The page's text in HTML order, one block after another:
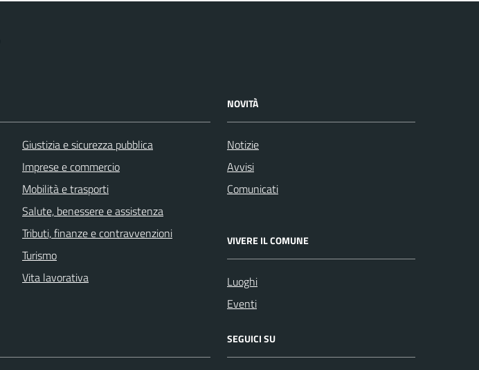
Giustizia e sicurezza pubblica
Imprese e commercio
Mobilità e trasporti
Salute, benessere e assistenza
Tributi, finanze e contravvenzioni
Turismo
Vita lavorativa
NOVITÀ
Notizie
Avvisi
Comunicati
VIVERE IL COMUNE
Luoghi
Eventi
SEGUICI SU